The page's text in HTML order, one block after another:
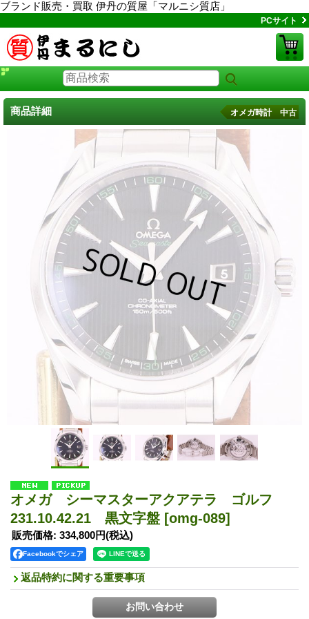
ブランド販売・買取 伊丹の質屋「マルニシ質店」
PCサイト
商品詳細 オメガ時計 中古
オメガ シーマスターアクアテラ ゴルフ
231.10.42.21 黒文字盤 [omg-089]
販売価格: 334,800円(税込)
Facebookでシェア
返品特約に関する重要事項